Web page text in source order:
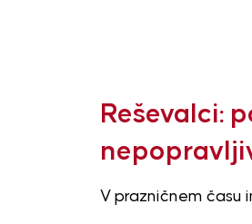
Reševalci:
V prazničnem času